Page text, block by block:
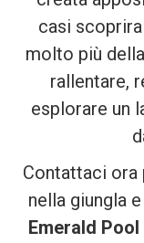
casi
molto più
rallentare,
esplorare un
Contattaci ora
nella giungla
Emerald Pool